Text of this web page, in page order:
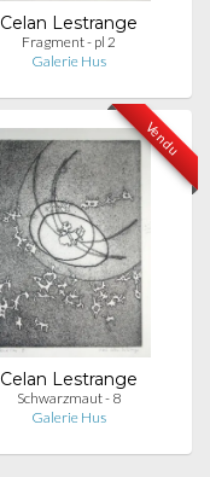
Celan Lestrange
Fragment - pl 2
Galerie Hus
Vendu
Celan Lestrange
Schwarzmaut - 8
Galerie Hus